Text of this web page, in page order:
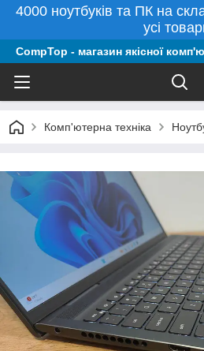
4000 ноутбуків та ПК на
усі
CompTop - магазин якісної
Комп'ютерна техніка